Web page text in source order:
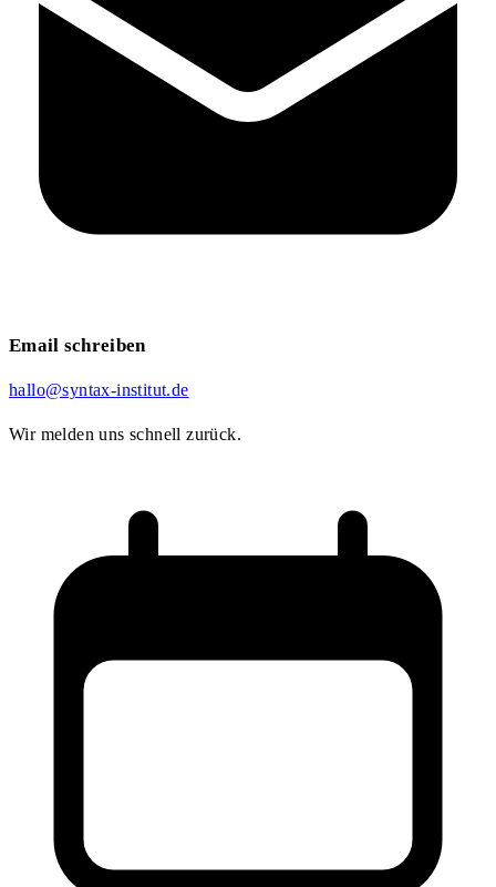
Email schreiben
hallo@syntax-institut.de
Wir melden uns schnell zurück.